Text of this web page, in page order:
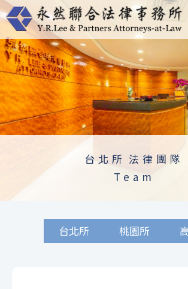
跳
至
主
要
內
容
台北所 法律團隊
Team
台北所 桃園所